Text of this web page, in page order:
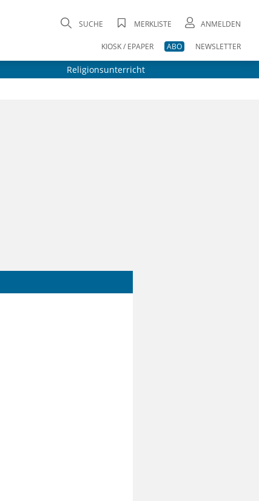
SUCHE MERKLISTE ANMELDEN
KIOSK / EPAPER ABO NEWSLETTER
Religionsunterricht